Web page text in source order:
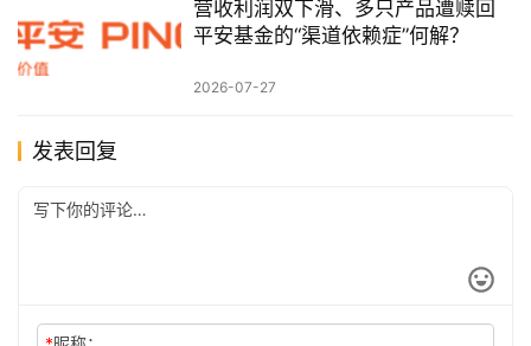
营收利润双下滑、多只产品遭赎回
平安基金的“渠道依赖症”何解？
2026-07-27
发表回复